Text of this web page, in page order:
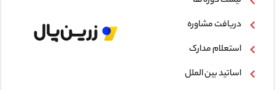
دریافت مشاوره
استعلام مدارک
اساتید بین الملل